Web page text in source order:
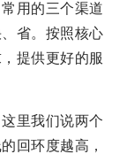
用的三个渠道
省。按照核心
提供更好的服
里我们说两个
回环度越高，